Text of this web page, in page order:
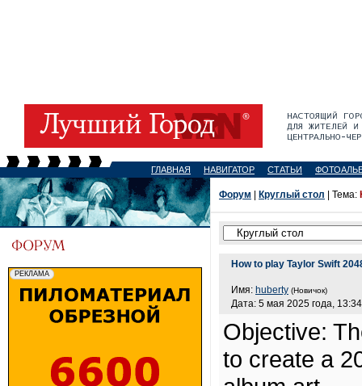
ГЛАВНАЯ НАВИГАТОР СТАТЬИ
Форум Круглый стол | Тема:
How to play Taylor Swift
Имя: huberty (Новичок)
Дата: 5 мая 2025 года, 13:34
Objective:
to create a